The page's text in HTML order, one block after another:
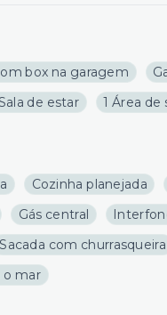
box na garagem
de estar 1 Área de
Cozinha planejada
Gás central
Sacada com churrasqueira
o mar